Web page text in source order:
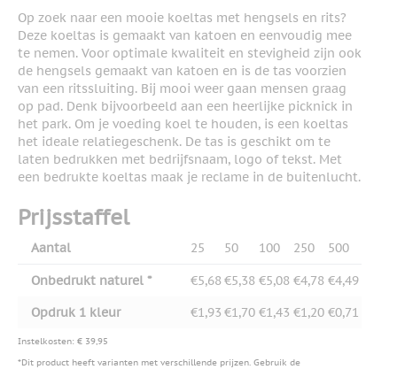
Op zoek naar een mooie koeltas met hengsels en rits?
Deze koeltas is gemaakt van katoen en eenvoudig mee
te nemen. Voor optimale kwaliteit en stevigheid zijn ook
de hengsels gemaakt van katoen en is de tas voorzien
van een ritssluiting. Bij mooi weer gaan mensen graag
op pad. Denk bijvoorbeeld aan een heerlijke picknick in
het park. Om je voeding koel te houden, is een koeltas
het ideale relatiegeschenk. De tas is geschikt om te
laten bedrukken met bedrijfsnaam, logo of tekst. Met
een bedrukte koeltas maak je reclame in de buitenlucht.
Prijsstaffel
Aantal 25 50 100 250 500
Onbedrukt naturel * €5,68 €5,38 €5,08 €4,78 €4,49
Opdruk 1 kleur
€1,93 €1,70 €1,43 €1,20 €0,71
Instelkosten: € 39,95
*Dit product heeft varianten met verschillende prijzen. Gebruik de